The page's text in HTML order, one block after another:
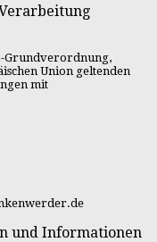
Grundverordnung,
Union geltenden
mit
und Informationen